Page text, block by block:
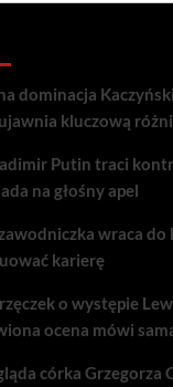
dominacja
kluczową
Putin traci
na głośny apel
wraca do
karierę
o występie
ocena mówi
córka Grzegorza